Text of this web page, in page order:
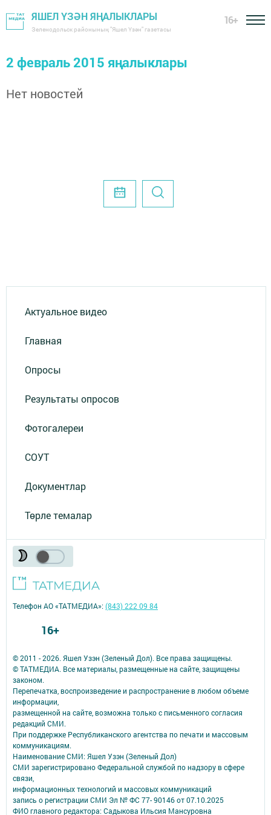
ЯШЕЛ ҮЗӘН ЯҢАЛЫКЛАРЫ
Зеленодольск районының "Яшел Үзән" газетасы
16+
2 февраль 2015 яңалыклары
Нет новостей
Актуальное видео
Главная
Опросы
Результаты опросов
Фотогалереи
СОУТ
Документлар
Төрле темалар
© 2011 - 2026. Яшел Узэн (Зеленый Дол). Все права защищены.
© ТАТМЕДИА. Все материалы, размещенные на сайте, защищены
законом.
Перепечатка, воспроизведение и распространение в любом объеме
информации,
размещенной на сайте, возможна только с письменного согласия
редакций СМИ.
При поддержке Республиканского агентства по печати и массовым
коммуникациям.
Наименование СМИ: Яшел Узэн (Зеленый Дол)
СМИ зарегистрировано Федеральной службой по надзору в сфере
связи,
информационных технологий и массовых коммуникаций
запись о регистрации СМИ Эл № ФС 77- 90146 от 07.10.2025
ФИО главного редактора: Садыкова Ильсия Мансуровна
Телефон АО «ТАТМЕДИА»:(843) 222 09 84
16+